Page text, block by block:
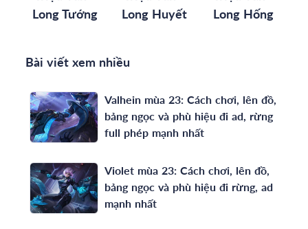
Long Tướng
Long Huyết
Long Hống
Bài viết xem nhiều
Valhein mùa 23: Cách chơi, lên đồ,
bảng ngọc và phù hiệu đi ad, rừng
full phép mạnh nhất
Violet mùa 23: Cách chơi, lên đồ,
bảng ngọc và phù hiệu đi rừng, ad
mạnh nhất